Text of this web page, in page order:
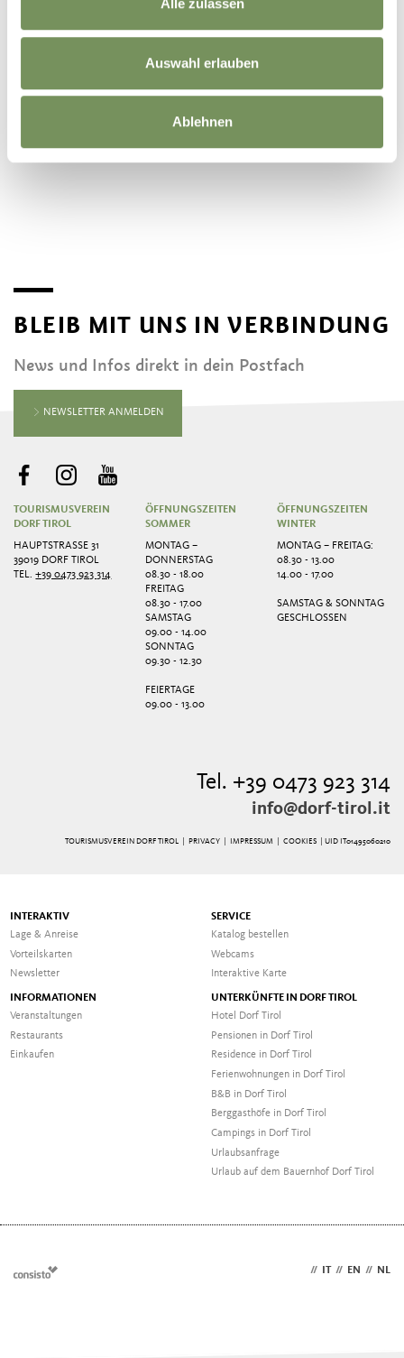
Alle zulassen
Auswahl erlauben
Ablehnen
BLEIB MIT UNS IN VERBINDUNG
News und Infos direkt in dein Postfach
NEWSLETTER ANMELDEN
TOURISMUSVEREIN
DORF TIROL
HAUPTSTRASSE 31
39019 DORF TIROL
TEL.+39 0473 923 314
ÖFFNUNGSZEITEN
SOMMER
MONTAG –
DONNERSTAG
08.30 - 18.00
FREITAG
08.30 - 17.00
SAMSTAG
09.00 - 14.00
SONNTAG
09.30 - 12.30
FEIERTAGE
09.00 - 13.00
ÖFFNUNGSZEITEN
WINTER
MONTAG – FREITAG:
08.30 - 13.00
14.00 - 17.00
SAMSTAG & SONNTAG
GESCHLOSSEN
Tel. +39 0473 923 314
info@dorf-tirol.it
TOURISMUSVEREIN DORF TIROL | PRIVACY| IMPRESSUM COOKIES | UID IT01495060210
INTERAKTIV
Lage & Anreise
Vorteilskarten
Newsletter
SERVICE
Katalog bestellen
Webcams
Interaktive Karte
INFORMATIONEN
Veranstaltungen
Restaurants
Einkaufen
UNTERKÜNFTE IN DORF TIROL
Hotel Dorf Tirol
Pensionen in Dorf Tirol
Residence in Dorf Tirol
Ferienwohnungen in Dorf Tirol
B&B in Dorf Tirol
Berggasthöfe in Dorf Tirol
Campings in Dorf Tirol
Urlaubsanfrage
Urlaub auf dem Bauernhof Dorf Tirol
// IT // EN // NL